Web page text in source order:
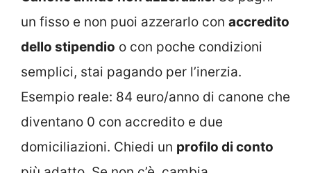
un fisso e non puoi azzerarlo con accredito
dello stipendio o con poche condizioni
semplici, stai pagando per l’inerzia.
Esempio reale: 84 euro/anno di canone che
diventano 0 con accredito e due
domiciliazioni. Chiedi un profilo di conto